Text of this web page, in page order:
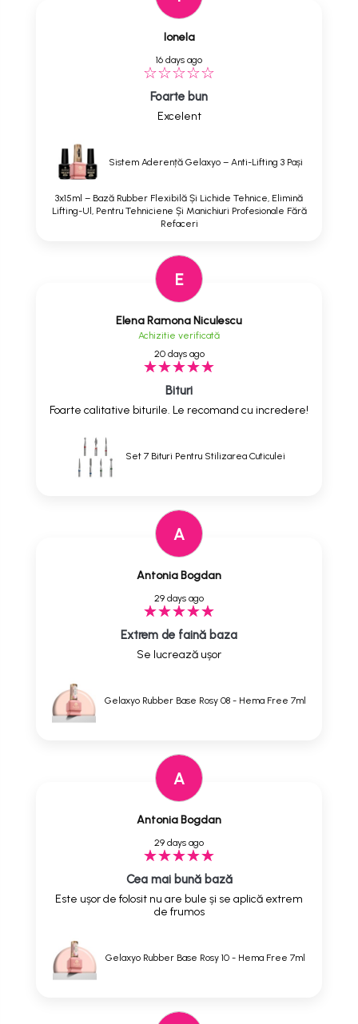
Ionela
16 days ago
Foarte bun
Excelent
Sistem Aderență Gelaxyo – Anti-Lifting 3 Pași
3x15ml – Bază Rubber Flexibilă Și Lichide Tehnice, Elimină
Lifting-Ul, Pentru Tehniciene Și Manichiuri Profesionale Fără
Refaceri
E
Elena Ramona Niculescu
Achizitie verificată
20 days ago
Bituri
Foarte calitative biturile. Le recomand cu incredere!
Set 7 Bituri Pentru Stilizarea Cuticulei
A
Antonia Bogdan
29 days ago
Extrem de faină baza
Se lucrează ușor
Gelaxyo Rubber Base Rosy 08 - Hema Free 7ml
A
Antonia Bogdan
29 days ago
Cea mai bună bază
Este ușor de folosit nu are bule și se aplică extrem
de frumos
Gelaxyo Rubber Base Rosy 10 - Hema Free 7ml